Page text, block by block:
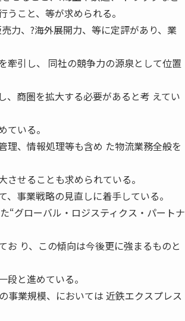
こと、等が求められる。
力、?海外展開力、等に定評があり、業
牽引し、 同社の競争力の源泉として位置
、商圏を拡大する必要があると考 えてい
いる。
理、情報処理等も含め た物流業務全般を
せることも求められている。
事業戦略の見直しに着手している。
“グローバル・ロジスティクス・パートナ
り、この傾向は今後更に強まるものと
と進めている。
事業規模、においては 近鉄エクスプレス